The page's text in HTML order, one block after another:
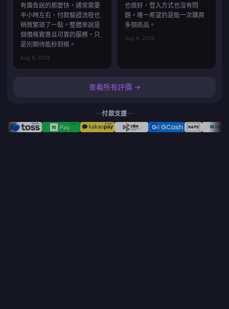
有廣告說的那麼快，通常需要
半小時左右，付款驗證流程也
稍微繁瑣了一點。整體來說是
個價格實惠且可靠的服務，只
是別期待能秒到帳。
Aug 6, 2026
也很好，登入方式也沒有問
題。唯一希望的是能一次購買
多個商品。
Aug 6, 2026
查看所有評價 →
付款支援